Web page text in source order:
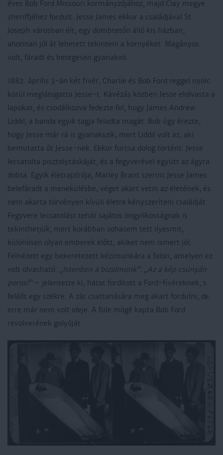
éves Bob Ford Missouri kormányzójához, majd Clay megye
sheriffjéhez fordult. Jesse James ekkor a családjával St.
Joseph városban élt, egy dombtetőn álló kis házban,
ahonnan jól át lehetett tekinteni a környéket. Magányos
volt, fáradt és betegesen gyanakvó.
1882. április 3-án két fivér, Charlie és Bob Ford reggel nyolc
körül meglátogatta Jesse-t. Kávézás közben Jesse elolvasta a
lapokat, és csodálkozva fedezte fel, hogy James Andrew
Liddil, a banda egyik tagja feladta magát. Bob úgy érezte,
hogy Jesse már rá is gyanakszik, mert Liddil volt az, aki
bemutatta őt Jesse-nek. Ekkor furcsa dolog történt: Jesse
lecsatolta pisztolytáskáját, és a fegyverével együtt az ágyra
dobta. Egyik életrajzírója, Marley Brant szerint Jesse James
belefáradt a menekülésbe, véget akart vetni az életének, és
nem akarta törvényen kívüli életre kényszeríteni családját.
Fegyvere lecsatolást tehát sajátos öngyilkosságnak is
tekinthetjük, mert korábban sohasem tett ilyesmit,
különösen olyan emberek előtt, akiket nem ismert jól.
Felnézett egy bekeretezett kézimunkára a falon, amelyen ez
volt olvasható:
„Istenben a bizalmunk”.
„Az a kép csúnyán
poros!”– jelentette ki, hátat fordított a Ford-fivéreknek, s
felállt egy székre. A zár csattanására meg akart fordulni, de
erre már nem volt ideje. A füle mögé kapta Bob Ford
revolverének golyóját.